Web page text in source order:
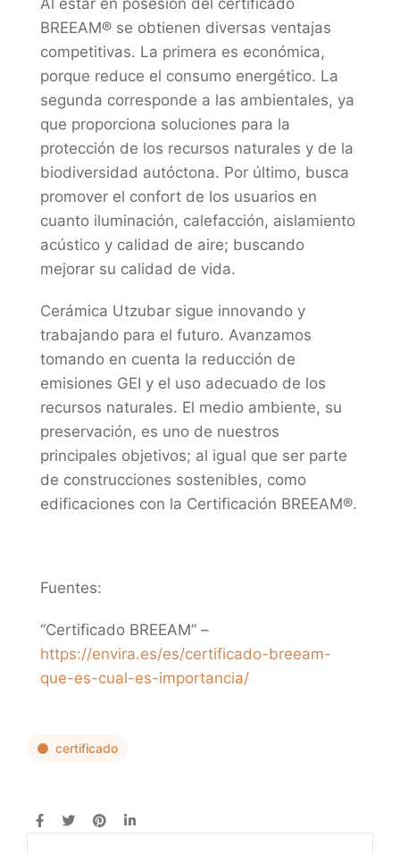
Al estar en posesión del certificado
BREEAM® se obtienen diversas ventajas
competitivas. La primera es económica,
porque reduce el consumo energético. La
segunda corresponde a las ambientales, ya
que proporciona soluciones para la
protección de los recursos naturales y de la
biodiversidad autóctona. Por último, busca
promover el confort de los usuarios en
cuanto iluminación, calefacción, aislamiento
acústico y calidad de aire; buscando
mejorar su calidad de vida.
Cerámica Utzubar sigue innovando y
trabajando para el futuro. Avanzamos
tomando en cuenta la reducción de
emisiones GEI y el uso adecuado de los
recursos naturales. El medio ambiente, su
preservación, es uno de nuestros
principales objetivos; al igual que ser parte
de construcciones sostenibles, como
edificaciones con la Certificación BREEAM®.
Fuentes:
“Certificado BREEAM” –
https://envira.es/es/certificado-breeam-
que-es-cual-es-importancia/
certificado